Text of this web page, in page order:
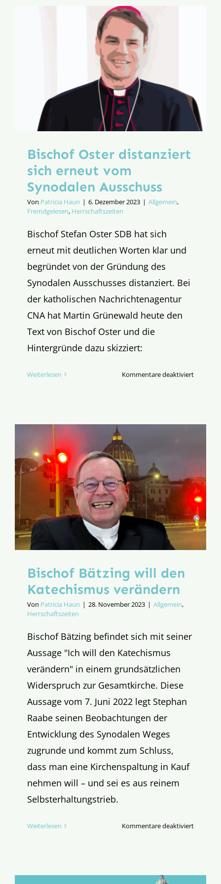
Bischof Oster distanziert
sich erneut vom
Synodalen Ausschuss
Von Patricia Haun | 6. Dezember 2023 | Allgemein,
Fremdgelesen, Herrschaftszeiten
Bischof Stefan Oster SDB hat sich
erneut mit deutlichen Worten klar und
begründet von der Gründung des
Synodalen Ausschusses distanziert. Bei
der katholischen Nachrichtenagentur
CNA hat Martin Grünewald heute den
Text von Bischof Oster und die
Hintergründe dazu skizziert:
Weiterlesen Kommentare deaktiviertfür
Bischof Bätzing will den
Katechismus verändern
Von Patricia Haun | 28. November 2023 | Allgemein,
Herrschaftszeiten
Bischof Bätzing befindet sich mit seiner
Aussage "Ich will den Katechismus
verändern" in einem grundsätzlichen
Widerspruch zur Gesamtkirche. Diese
Aussage vom 7. Juni 2022 legt Stephan
Raabe seinen Beobachtungen der
Entwicklung des Synodalen Weges
zugrunde und kommt zum Schluss,
dass man eine Kirchenspaltung in Kauf
nehmen will – und sei es aus reinem
Selbsterhaltungstrieb.
Weiterlesen Kommentare deaktiviertfür